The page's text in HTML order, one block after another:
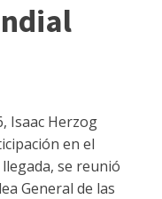
Isaac Herzog
en el
se reunió
General de las